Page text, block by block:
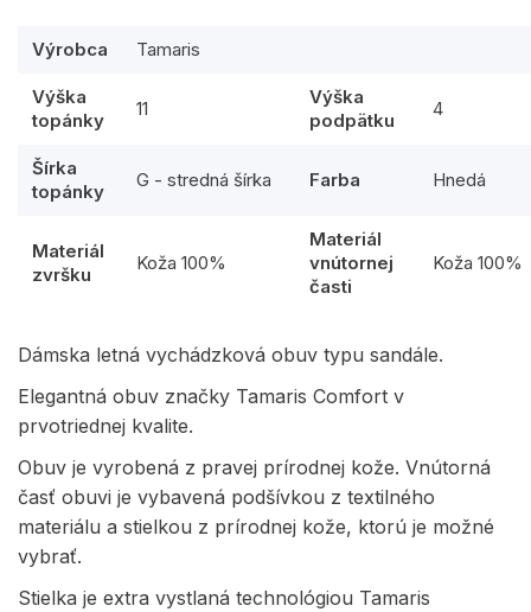
Výrobca Tamaris
Výška
topánky
11
Výška
podpätku
4
Šírka
topánky
G - stredná šírka Farba Hnedá
Materiál
zvršku
Koža 100%
Materiál
vnútornej
časti
Koža 100%
Dámska letná vychádzková obuv typu sandále.
Elegantná obuv značky Tamaris Comfort v
prvotriednej kvalite.
Obuv je vyrobená z pravej prírodnej kože. Vnútorná
časť obuvi je vybavená podšívkou z textilného
materiálu a stielkou z prírodnej kože, ktorú je možné
vybrať.
Stielka je extra vystlaná technológiou Tamaris